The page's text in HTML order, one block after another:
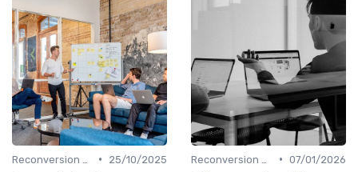
•
25/10/2025
• 07/01/2026